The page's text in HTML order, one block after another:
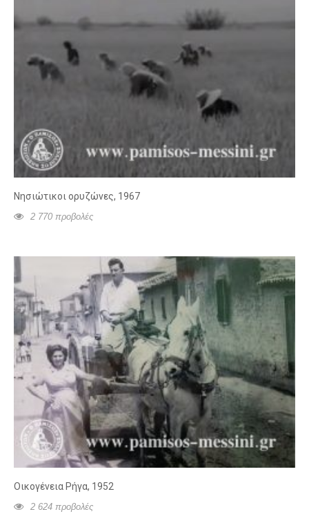
Νησιώτικοι ορυζώνες, 1967
2 770 προβολές
Οικογένεια Ρήγα, 1952
2 624 προβολές